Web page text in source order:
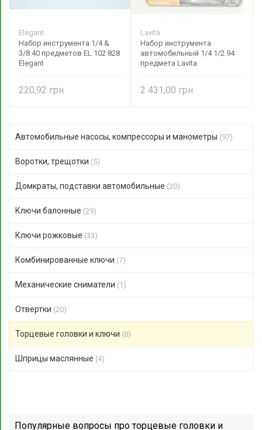
Elegant
Набор инструмента 1/4 &
3/8 40 предметов EL 102 828
Elegant
220,92
Lavita
Набор инструмента
автомобильный 1/4 1/2 94
предмета Lavita
2 431,00
Автомобильные насосы, компрессоры и манометры (97)
Воротки, трещотки (5)
Домкраты, подставки автомобильные (20)
Ключи балонные (29)
Ключи рожковые (33)
Комбинированные ключи (7)
Механические сниматели (1)
Отвертки (20)
Торцевые головки и ключи (8)
Шприцы маслянные (4)
Популярные вопросы про торцевые головки и